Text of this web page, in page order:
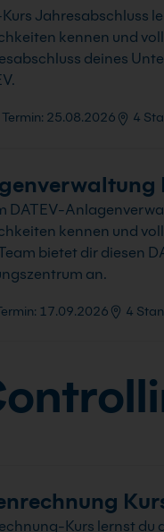
Kurs Jahresabschluss
kennen und
deines
25.08.2026 4
DATEV-
kennen und
bietet dir diesen
an.
17.09.2026 4
Kurs lernst